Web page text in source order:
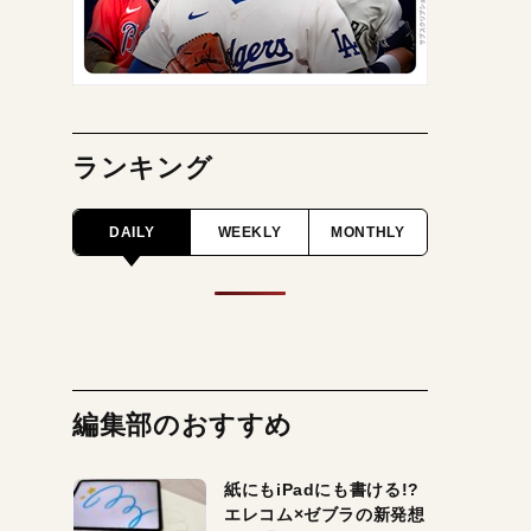
ランキング
DAILY WEEKLY MONTHLY
編集部のおすすめ
紙にもiPadにも書ける!?
エレコム×ゼブラの新発想